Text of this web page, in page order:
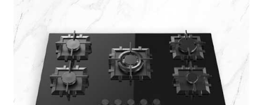
Pricing Table
Progress Bar
Responsive Columns
Separator